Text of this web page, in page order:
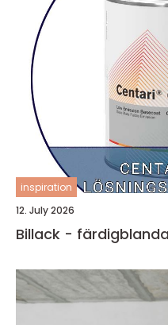
inspiration
12. July 2026
Billack -